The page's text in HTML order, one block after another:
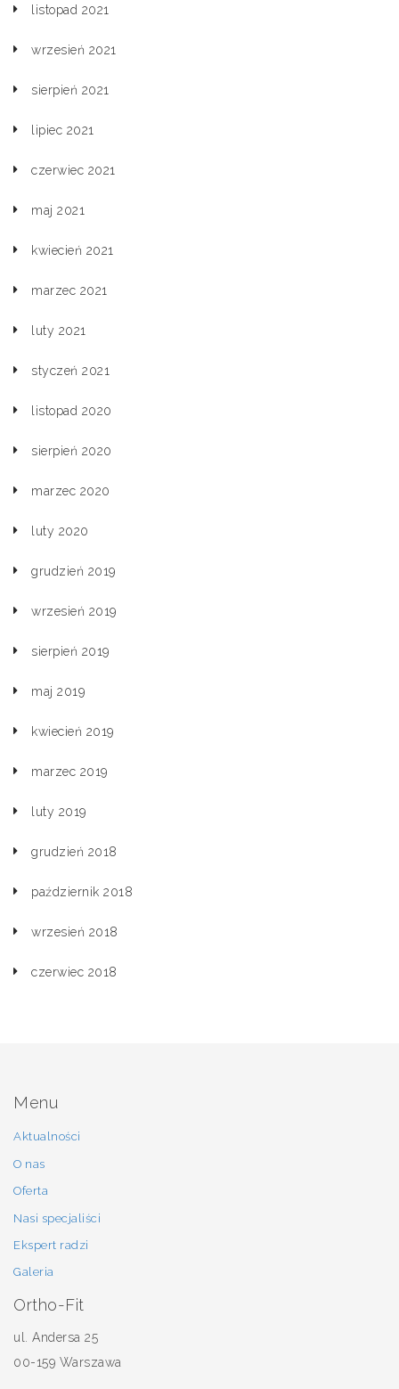
listopad 2021
wrzesień 2021
sierpień 2021
lipiec 2021
czerwiec 2021
maj 2021
kwiecień 2021
marzec 2021
luty 2021
styczeń 2021
listopad 2020
sierpień 2020
marzec 2020
luty 2020
grudzień 2019
wrzesień 2019
sierpień 2019
maj 2019
kwiecień 2019
marzec 2019
luty 2019
grudzień 2018
październik 2018
wrzesień 2018
czerwiec 2018
Menu
Aktualności
O nas
Oferta
Nasi specjaliści
Ekspert radzi
Galeria
Ortho-Fit
ul. Andersa 25
00-159 Warszawa